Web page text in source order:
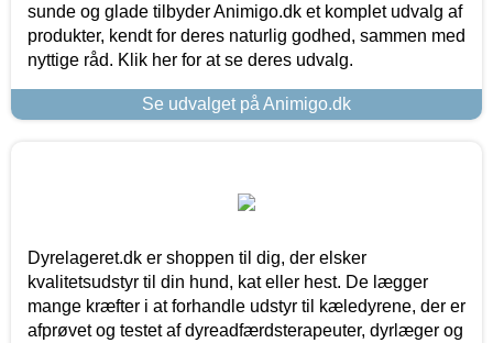
sunde og glade tilbyder Animigo.dk et komplet udvalg af
produkter, kendt for deres naturlig godhed, sammen med
nyttige råd. Klik her for at se deres udvalg.
Se udvalget på Animigo.dk
Dyrelageret.dk er shoppen til dig, der elsker
kvalitetsudstyr til din hund, kat eller hest. De lægger
mange kræfter i at forhandle udstyr til kæledyrene, der er
afprøvet og testet af dyreadfærdsterapeuter, dyrlæger og